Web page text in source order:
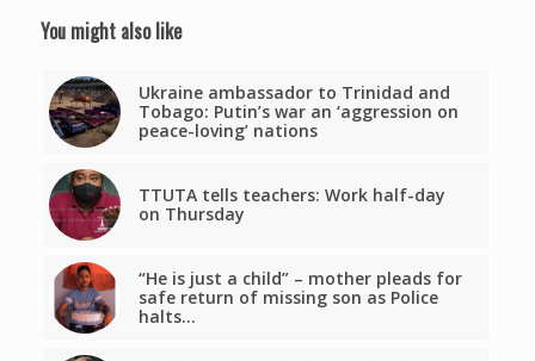
You might also like
Ukraine ambassador to Trinidad and
Tobago: Putin’s war an ‘aggression on
peace-loving’ nations
TTUTA tells teachers: Work half-day
on Thursday
“He is just a child” – mother pleads for
safe return of missing son as Police
halts…